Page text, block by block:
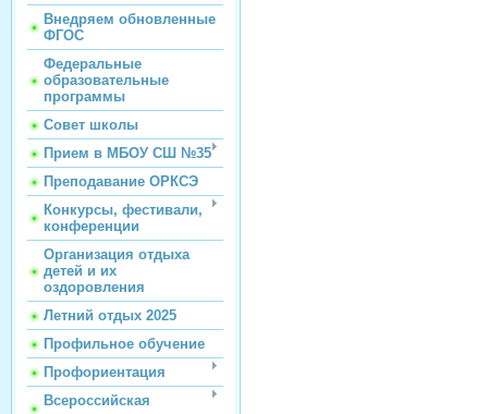
Внедряем обновленные
ФГОС
Федеральные
образовательные
программы
Совет школы
Прием в МБОУ СШ №35
Преподавание ОРКСЭ
Конкурсы, фестивали,
конференции
Организация отдыха
детей и их
оздоровления
Летний отдых 2025
Профильное обучение
Профориентация
Всероссийская